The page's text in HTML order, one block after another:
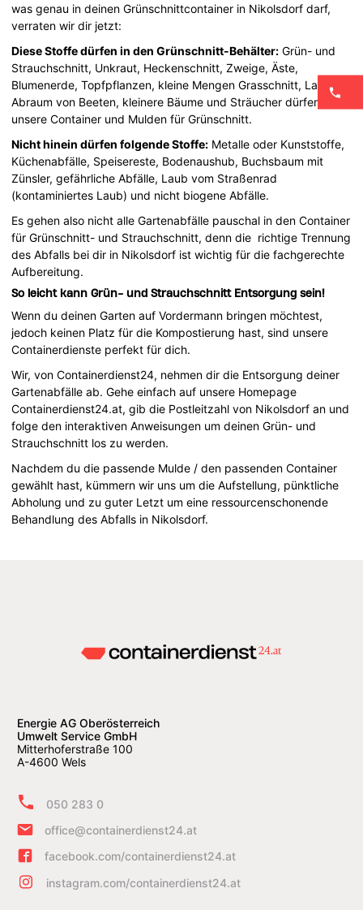
was genau in deinen Grünschnittcontainer in Nikolsdorf darf,
verraten wir dir jetzt:
Diese Stoffe dürfen in den Grünschnitt-Behälter: Grün- und
Strauchschnitt, Unkraut, Heckenschnitt, Zweige, Äste,
Blumenerde, Topfpflanzen, kleine Mengen Grasschnitt, Laub,
Abraum von Beeten, kleinere Bäume und Sträucher dürfen in
unsere Container und Mulden für Grünschnitt.
Nicht hinein dürfen folgende Stoffe: Metalle oder Kunststoffe,
Küchenabfälle, Speisereste, Bodenaushub, Buchsbaum mit
Zünsler, gefährliche Abfälle, Laub vom Straßenrad
(kontaminiertes Laub) und nicht biogene Abfälle.
Es gehen also nicht alle Gartenabfälle pauschal in den Container
für Grünschnitt- und Strauchschnitt, denn die richtige Trennung
des Abfalls bei dir in Nikolsdorf ist wichtig für die fachgerechte
Aufbereitung.
So leicht kann Grün- und Strauchschnitt Entsorgung sein!
Wenn du deinen Garten auf Vordermann bringen möchtest,
jedoch keinen Platz für die Kompostierung hast, sind unsere
Containerdienste perfekt für dich.
Wir, von Containerdienst24, nehmen dir die Entsorgung deiner
Gartenabfälle ab. Gehe einfach auf unsere Homepage
Containerdienst24.at, gib die Postleitzahl von Nikolsdorf an und
folge den interaktiven Anweisungen um deinen Grün- und
Strauchschnitt los zu werden.
Nachdem du die passende Mulde / den passenden Container
gewählt hast, kümmern wir uns um die Aufstellung, pünktliche
Abholung und zu guter Letzt um eine ressourcenschonende
Behandlung des Abfalls in Nikolsdorf.
Energie AG Oberösterreich
Umwelt Service GmbH
Mitterhoferstraße 100
A-4600 Wels
050 283 0
office@containerdienst24.at
facebook.com/containerdienst24.at
instagram.com/containerdienst24.at